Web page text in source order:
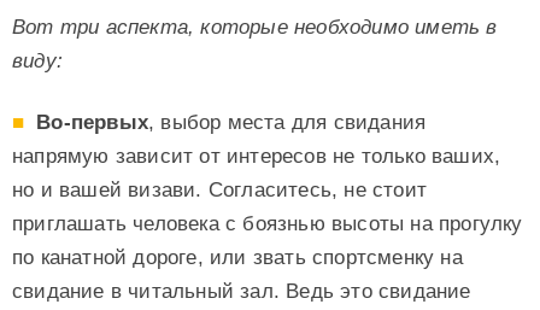
Вот три аспекта, которые необходимо иметь в
виду:
Во-первых, выбор места для свидания
напрямую зависит от интересов не только ваших,
но и вашей визави. Согласитесь, не стоит
приглашать человека с боязнью высоты на прогулку
по канатной дороге, или звать спортсменку на
свидание в читальный зал. Ведь это свидание